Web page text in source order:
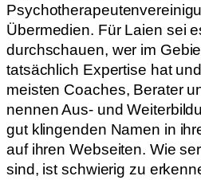
Übermedien. Für Laien sei
durchschauen, wer im
tatsächlich Expertise hat
meisten Coaches, Berater
nennen Aus- und
gut klingenden Namen in
auf ihren Webseiten. Wie
sind, ist schwierig zu